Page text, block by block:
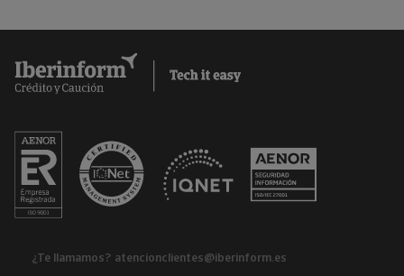
¿Te llamamos? atencionclientes@iberinform.es